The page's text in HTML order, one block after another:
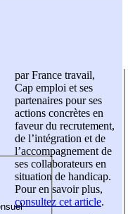
par France travail,
Cap emploi et ses
partenaires pour ses
actions concrètes en
faveur du recrutement,
de l’intégration et de
l’accompagnement de
ses collaborateurs en
situation de handicap.
Pour en savoir plus,
consultez cet article.